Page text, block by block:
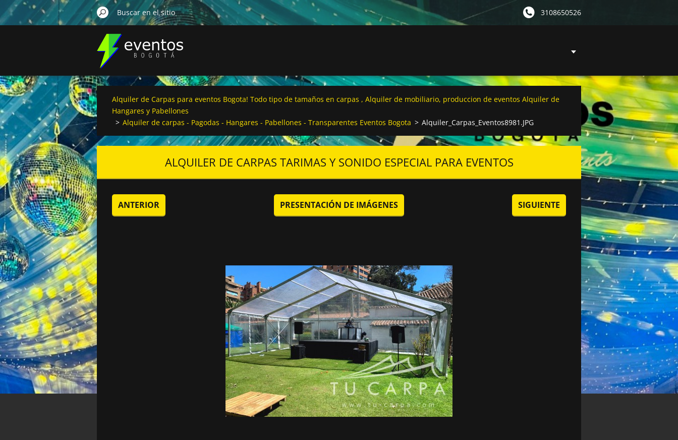
3108650526
Alquiler de Carpas para eventos Bogota! Todo tipo de tamaños en carpas , Alquiler de mobiliario, produccion de eventos Alquiler de
Hangares y Pabellones
> Alquiler de carpas - Pagodas - Hangares - Pabellones - Transparentes Eventos Bogota > Alquiler_Carpas_Eventos8981.JPG
ALQUILER DE CARPAS TARIMAS Y SONIDO ESPECIAL PARA EVENTOS
ANTERIOR PRESENTACIÓN DE IMÁGENES SIGUIENTE